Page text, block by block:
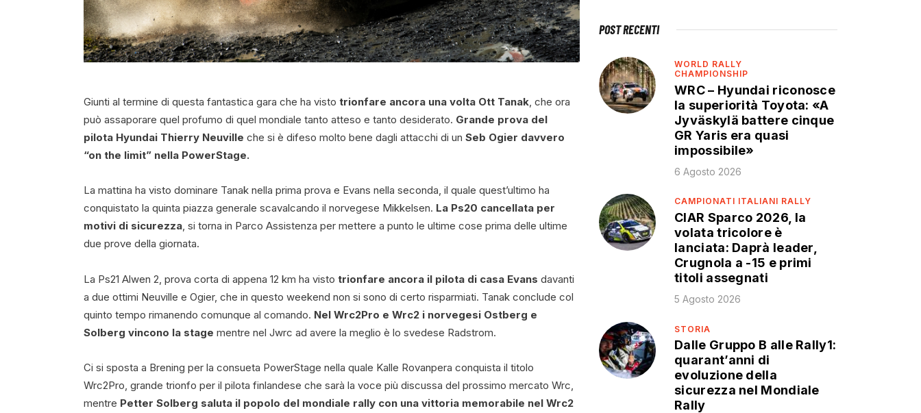
Giunti al termine di questa fantastica gara che ha visto trionfare ancora una volta Ott Tanak , che ora
può assaporare quel profumo di quel mondiale tanto atteso e tanto desiderato. Grande prova del
pilota Hyundai Thierry Neuville che si è difeso molto bene dagli attacchi di un Seb Ogier davvero
“on the limit” nella PowerStage.
La mattina ha visto dominare Tanak nella prima prova e Evans nella seconda, il quale quest’ultimo ha
conquistato la quinta piazza generale scavalcando il norvegese Mikkelsen. La Ps20 cancellata per
motivi di sicurezza, si torna in Parco Assistenza per mettere a punto le ultime cose prima delle ultime
due prove della giornata.
La Ps21 Alwen 2, prova corta di appena 12 km ha visto trionfare ancora il pilota di casa Evans davanti
a due ottimi Neuville e Ogier, che in questo weekend non si sono di certo risparmiati. Tanak conclude col
quinto tempo rimanendo comunque al comando. Nel Wrc2Pro e Wrc2 i norvegesi Ostberg e
Solberg vincono la stage mentre nel Jwrc ad avere la meglio è lo svedese Radstrom.
Ci si sposta a Brening per la consueta PowerStage nella quale Kalle Rovanpera conquista il titolo
Wrc2Pro, grande trionfo per il pilota finlandese che sarà la voce più discussa del prossimo mercato Wrc,
mentre Petter Solberg saluta il popolo del mondiale rally con una vittoria memorabile nel Wrc2
POST RECENTI
WORLD RALLY
CHAMPIONSHIP
WRC – Hyundai riconosce
la superiorità Toyota: «A
Jyväskylä battere cinque
GR Yaris era quasi
impossibile»
6 Agosto 2026
CAMPIONATI ITALIANI RALLY
CIAR Sparco 2026, la
volata tricolore è
lanciata: Daprà leader,
Crugnola a -15 e primi
titoli assegnati
5 Agosto 2026
STORIA
Dalle Gruppo B alle Rally1:
quarant’anni di
evoluzione della
sicurezza nel Mondiale
Rally